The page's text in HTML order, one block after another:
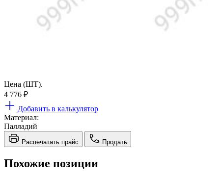
Цена (ШТ).
4 776 ₽
Добавить в калькулятор
Материал:
Палладий
Распечатать прайс Продать
Похожие позиции